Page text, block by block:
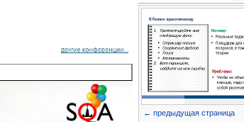
← предыдущая страница